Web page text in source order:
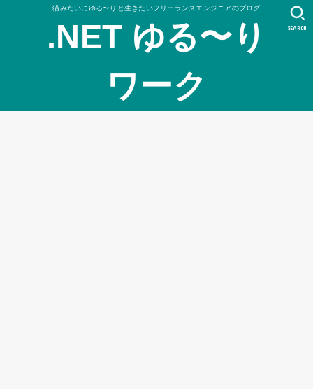
猫みたいにゆる〜りと生きたいフリーランスエンジニアのブログ
.NET ゆる〜り
ワーク
SEARCH